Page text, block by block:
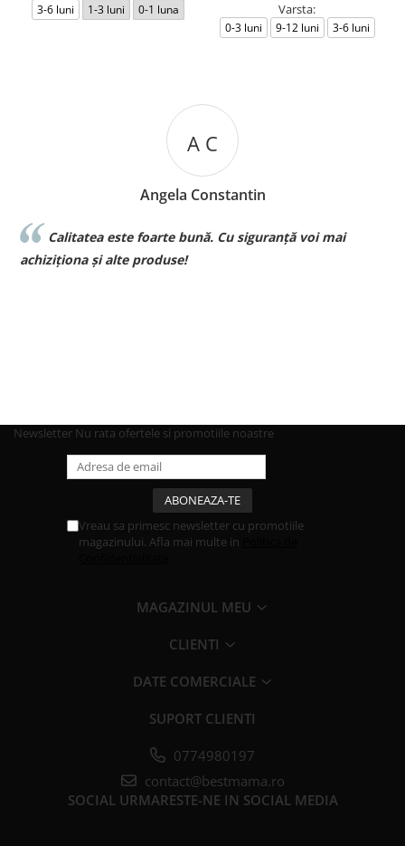
3-6 luni 1-3 luni 0-1 luna Varsta:
0-3 luni 9-12 luni 3-6 luni
Angela Constantin
este foarte bună. Cu siguranță voi mai
și alte produse!
Newsletter Nu rata ofertele si promotiile noastre
Vreau sa primesc newsletter cu promotiile
magazinului. Afla mai multe in
MAGAZINUL MEU
CLIENTI
DATE COMERCIALE
SUPORT CLIENTI
0774980197
contact@bestmama.ro
SOCIAL URMARESTE-NE IN SOCIAL MEDIA